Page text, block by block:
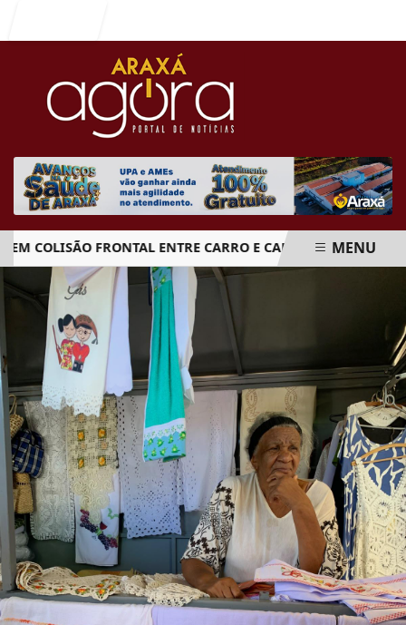
FRONTAL ENTRE CARRO E CAMINHÃO NA BR-262
EM ALTA
MENU